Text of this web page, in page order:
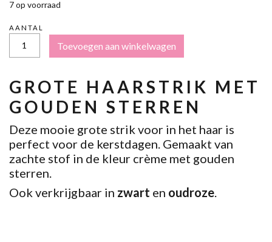
7 op voorraad
AANTAL
HAARSTRIK
CRÈME
MET
AANTAL
Toevoegen aan winkelwagen
GROTE HAARSTRIK MET
GOUDEN STERREN
Deze mooie grote strik voor in het haar is
perfect voor de kerstdagen. Gemaakt van
zachte stof in de kleur crème met gouden
sterren.
Ook verkrijgbaar in zwart en oudroze.